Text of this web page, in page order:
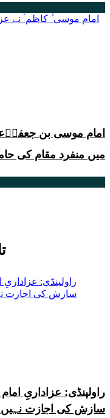
امام موسی بن
میں منفرد مقام کی
راولپنڈی: عزاداریِ
سازش کی اجازت